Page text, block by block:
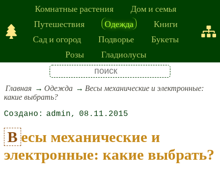
Комнатные растения
Дом и семья
Путешествия
Одежда
Книги
Сад и огород
Подворье
Букеты
Розы
Гладиолусы
Главная Одежда
Весы механические и электронные:
какие выбрать?
admin 08.11.2015
Весы механические и
электронные: какие выбрать?